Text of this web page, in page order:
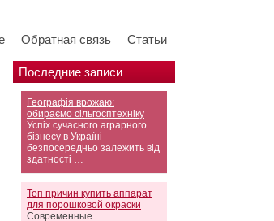
Обратная связь Статьи
Последние записи
Географія врожаю:
обираємо сільгосптехніку
Успіх сучасного аграрного
бізнесу в Україні
безпосередньо залежить від
здатності …
Топ причин купить аппарат
для порошковой окраски
Современные